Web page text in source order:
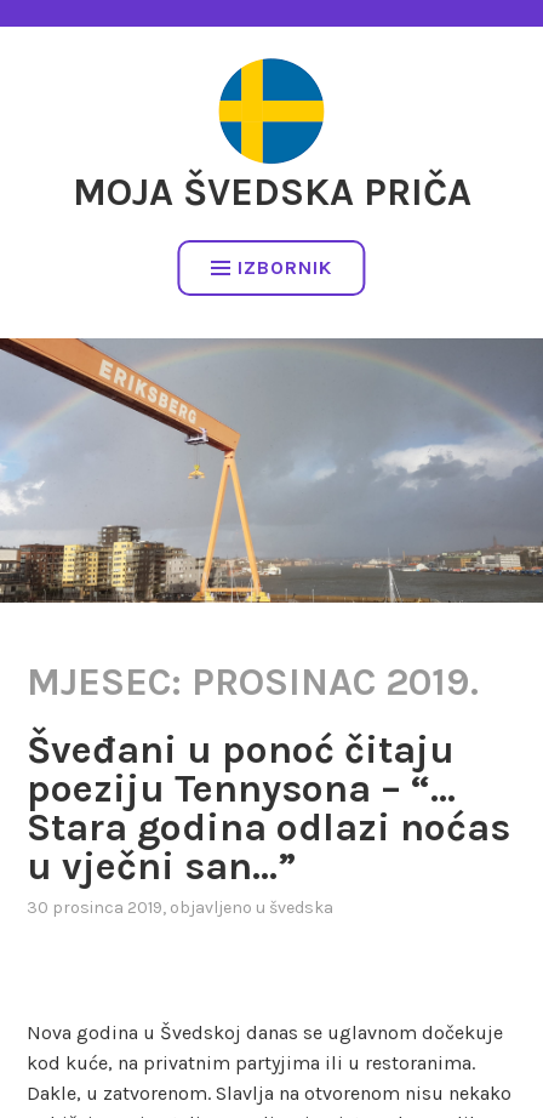
MOJA ŠVEDSKA PRIČA
IZBORNIK
MJESEC: PROSINAC 2019.
Šveđani u ponoć čitaju
poeziju Tennysona – “…
Stara godina odlazi noćas
u vječni san…”
30 prosinca 2019, objavljeno u švedska
Nova godina u Švedskoj danas se uglavnom dočekuje
kod kuće, na privatnim partyjima ili u restoranima.
Dakle, u zatvorenom. Slavlja na otvorenom nisu nekako